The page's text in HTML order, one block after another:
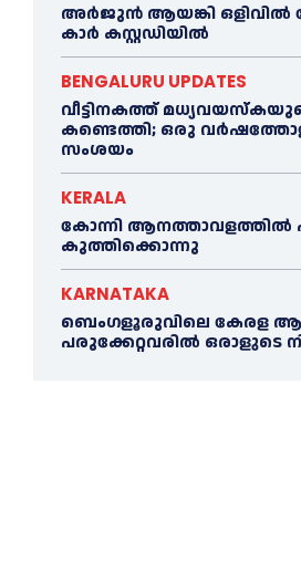
അര്‍ജുന്‍ ആയങ്കി ഒളിവില്‍
കാര്‍ കസ്റ്റഡിയില്‍
BENGALURU UPDATES
വീട്ടിനകത്ത്
കണ്ടെത്തി; ഒരു
സംശയം
KERALA
കോന്നി ആനത്താവളത്തില്‍
കുത്തിക്കൊന്നു
KARNATAKA
ബെംഗളൂരുവിലെ കേരള
പരുക്കേറ്റവരില്‍